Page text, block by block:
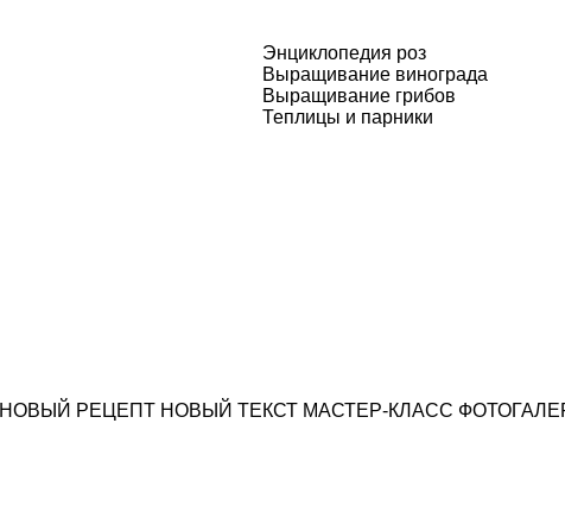
Энциклопедия роз
Выращивание винограда
Выращивание грибов
Теплицы и парники
НОВЫЙ РЕЦЕПТ НОВЫЙ ТЕКСТ МАСТЕР-КЛАСС